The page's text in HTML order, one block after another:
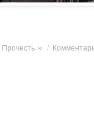
Прочесть /